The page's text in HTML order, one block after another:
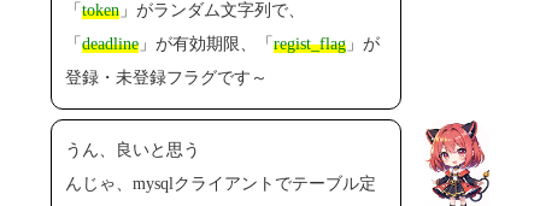
「token 」がランダム文字列で、
「deadline 」が有効期限、「regist_flag 」が
登録・未登録フラグです～
うん、良いと思う
んじゃ、mysqlクライアントでテーブル定